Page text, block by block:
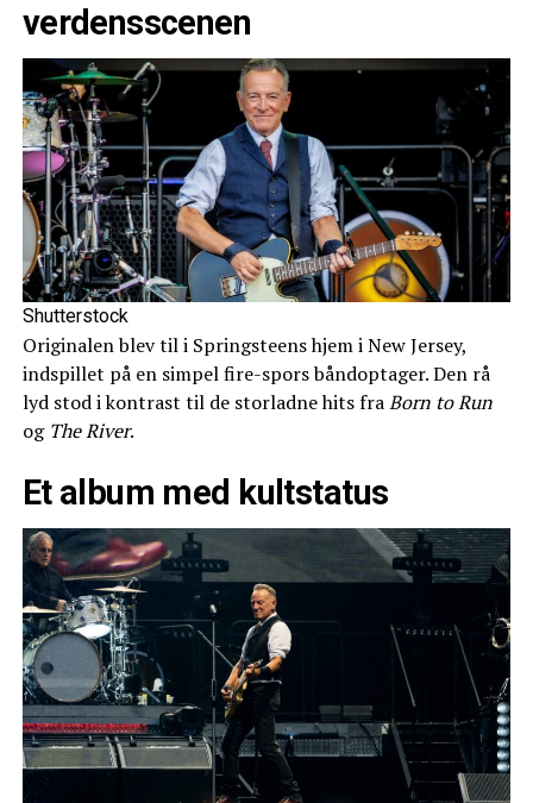
verdensscenen
Shutterstock
Originalen blev til i Springsteens hjem i New Jersey,
indspillet på en simpel fire-spors båndoptager. Den rå
lyd stod i kontrast til de storladne hits fraBorn to Run
og The River.
Et album med kultstatus